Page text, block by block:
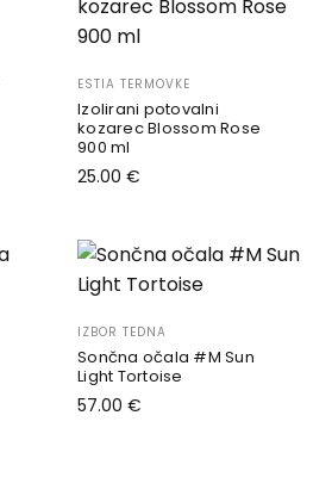
ESTIA TERMOVKE
Izolirani potovalni
kozarec Blossom Rose
900 ml
25.00 €
IZBOR TEDNA
Sončna očala #M Sun
Light Tortoise
57.00 €